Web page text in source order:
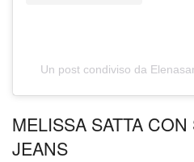
Un post condiviso da
MELISSA SATTA
JEANS